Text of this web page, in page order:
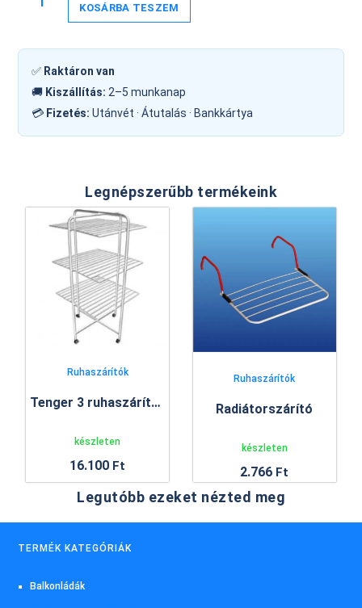
KOSÁRBA TESZEM
✅ Raktáron van
🚚 Kiszállítás: 2–5 munkanap
💳 Fizetés: Utánvét · Átutalás · Bankkártya
Legnépszerűbb termékeink
Ruhaszárítók
Tenger 3 ruhaszárító állvány
készleten
16.100 Ft
Ruhaszárítók
Radiátorszárító
készleten
2.766 Ft
Legutóbb ezeket nézted meg
TERMÉK KATEGÓRIÁK
Balkonládák